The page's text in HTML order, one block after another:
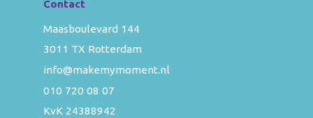
Contact
Maasboulevard 144
3011 TX Rotterdam
info@makemymoment.nl
010 720 08 07
KvK 24388942